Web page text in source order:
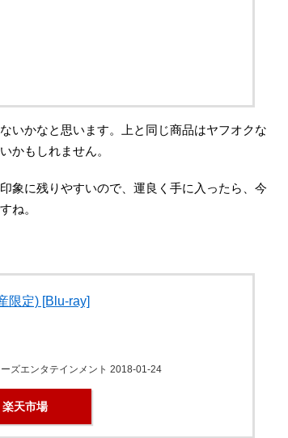
いかなと思います。上と同じ商品はヤフオクな
かもしれません。
象に残りやすいので、運良く手に入ったら、今
ね。
限定) [Blu-ray]
ズエンタテインメント 2018-01-24
楽天市場